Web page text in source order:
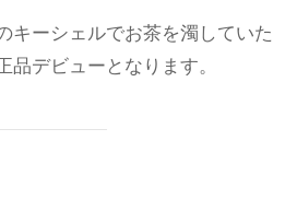
キーシェルでお茶を濁していた
品デビューとなります。